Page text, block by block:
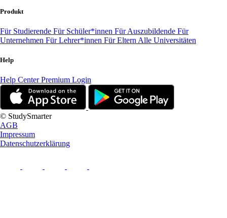
Produkt
Für Studierende Für Schüler*innen Für Auszubildende Für
Unternehmen Für Lehrer*innen Für Eltern Alle Universitäten
Help
Help CenterPremium Login
© StudySmarter
AGB
Impressum
Datenschutzerklärung